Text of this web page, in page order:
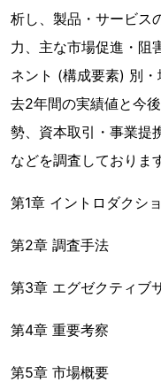
析し、製品・サービス
力、主な市場促進・阻
ネント (構成要素) 別
去2年間の実績値と今
勢、資本取引・事業提
などを調査しておりま
第1章 イントロダクシ
第2章 調査手法
第3章 エグゼクティブ
第4章 重要考察
第5章 市場概要